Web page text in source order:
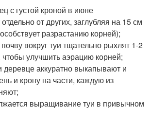
с густой кроной в июне
от других, заглубляя на 15 см
разрастанию корней);
вокруг туи тщательно рыхлят 1-2
улучшить аэрацию корней;
деревце аккуратно выкапывают и
и крону на части, каждую из
выращивание туи в привычном